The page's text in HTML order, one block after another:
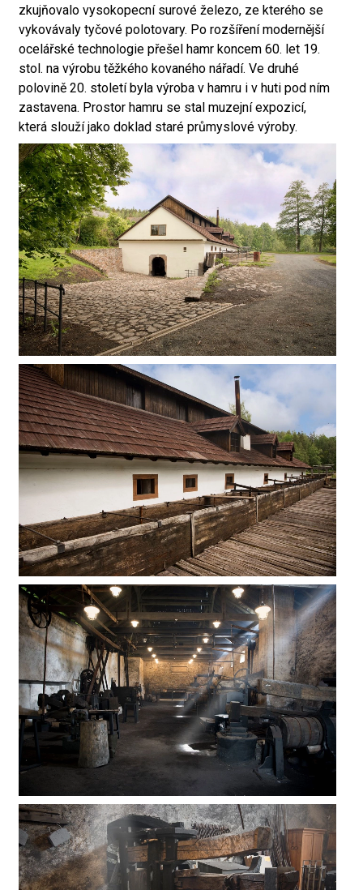
zkujňovalo vysokopecní surové železo, ze kterého se
vykovávaly tyčové polotovary. Po rozšíření modernější
ocelářské technologie přešel hamr koncem 60. let 19.
stol. na výrobu těžkého kovaného nářadí. Ve druhé
polovině 20. století byla výroba v hamru i v huti pod ním
zastavena. Prostor hamru se stal muzejní expozicí,
která slouží jako doklad staré průmyslové výroby.